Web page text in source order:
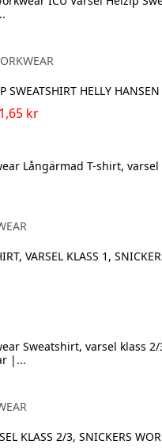
SWEATSHIRT HELLY HANSEN
kr
VARSEL KLASS 1,
KLASS 2/3, SNICKERS